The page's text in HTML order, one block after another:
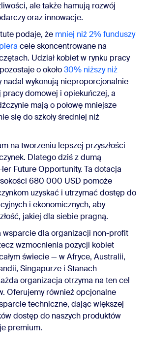
ale także hamują rozwój
oraz innowacje.
podaje, że mniej niż 2% funduszy
cele skoncentrowane na
Udział kobiet w rynku pracy
o około30% niższy niż
nadal wykonują nieproporcjonalnie
pracy domowej i opiekuńczej, a
mają o połowę mniejsze
się do szkoły średniej niż
na tworzeniu lepszej przyszłości
Dlatego dziś z dumą
Future Opportunity. Ta dotacja
680 000 USD pomoże
uzyskać i utrzymać dostęp do
i ekonomicznych, aby
jakiej dla siebie pragną.
wsparcie dla organizacji non-profit
wzmocnienia pozycji kobiet
świecie — w Afryce, Australii,
Singapurze i Stanach
organizacja otrzyma na ten cel
Oferujemy również opcjonalne
techniczne, dając większej
dostęp do naszych produktów
premium.